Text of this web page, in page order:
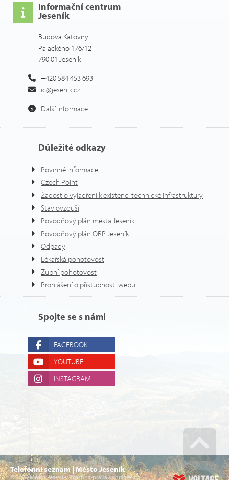
Informační centrum
Jeseník
Budova Katovny
Palackého 176/12
790 01 Jeseník
+420 584 453 693
ic@jesenik.cz
Další informace
Důležité odkazy
Povinné informace
Czech Point
Žádost o vyjádření k existenci technické infrastruktury
Stav ovzduší
Povodňový plán města Jeseník
Povodňový plán ORP Jeseník
Odpady
Lékařská pohotovost
Zubní pohotovost
Prohlášení o přístupnosti webu
Spojte se s námi
FACEBOOK
YOUTUBE
INSTAGRAM
Telefonní seznam | Město Jeseník
© 2026 Město Jeseník. Všechna práva vyhrazena. Go